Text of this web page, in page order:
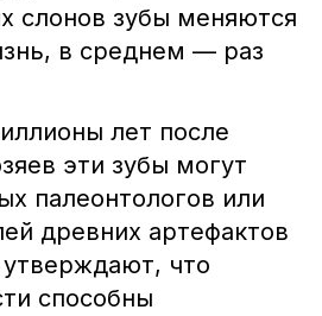
слонов зубы меняются
в среднем — раз
лет после
эти зубы могут
палеонтологов или
древних артефактов
что
способны